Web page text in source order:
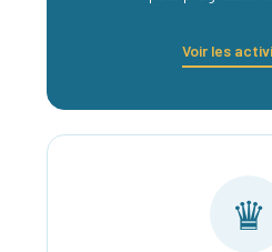
Voir les
♛